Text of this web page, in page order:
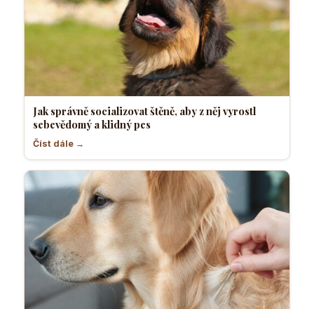
Jak správně socializovat štěně, aby z něj vyrostl
sebevědomý a klidný pes
Číst dále →